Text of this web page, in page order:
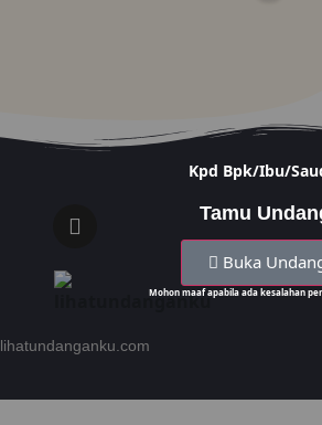
lihatundanganku.com
Kpd Bpk/Ibu/
Tamu
Buka
Mohon maaf apabila ada kesalahan